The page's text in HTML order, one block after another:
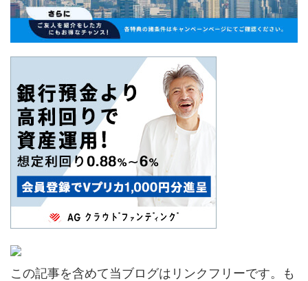
この記事を含めて当ブログはリンクフリーです。も